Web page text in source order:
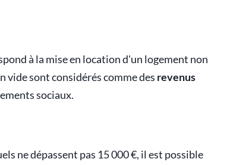
à la mise en location d'un logement non
vide sont considérés comme des revenus
sociaux.
ne dépassent pas 15 000 €, il est possible